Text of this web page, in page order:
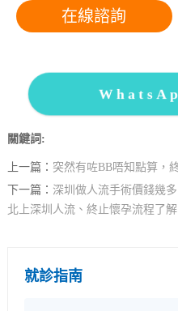
在線諮詢
關鍵詞:
上一篇： 突然有咗BB唔知點算，
下一篇： 深圳做人流手術價錢幾
北上深圳人流、終止懷孕流程了解
就診指南